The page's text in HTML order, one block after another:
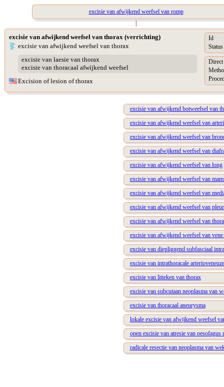
excisie van afwijkend weefsel van romp
|
excisie van afwijkend weefsel van thorax (verrichting)
excisie van afwijkend weefsel van thorax
excisie van laesie van thorax
excisie van thoracaal afwijkend weefsel
Excision of lesion of thorax
Id
Status
excisie van afwijkend botweefsel van
excisie van afwijkend weefsel van
excisie van afwijkend weefsel van
excisie van afwijkend weefsel van
excisie van afwijkend weefsel van long
excisie van afwijkend weefsel van
excisie van afwijkend weefsel van
excisie van afwijkend weefsel van
excisie van afwijkend weefsel van
excisie van afwijkend weefsel van
excisie van diepliggend subfasciaal
excisie van intrathoracale
excisie van litteken van thorax
excisie van subcutaan neoplasma van
excisie van thoracaal aneurysma
lokale excisie van afwijkend weefsel
open excisie van atresie van oesofagus
radicale resectie van neoplasma van